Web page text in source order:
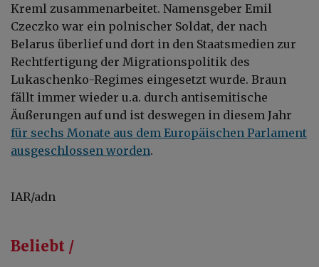
Kreml zusammenarbeitet. Namensgeber Emil
Czeczko war ein polnischer Soldat, der nach
Belarus überlief und dort in den Staatsmedien zur
Rechtfertigung der Migrationspolitik des
Lukaschenko-Regimes eingesetzt wurde. Braun
fällt immer wieder u.a. durch antisemitische
Äußerungen auf und ist deswegen in diesem Jahr
für sechs Monate aus dem Europäischen Parlament
ausgeschlossen worden.
IAR/adn
Beliebt /